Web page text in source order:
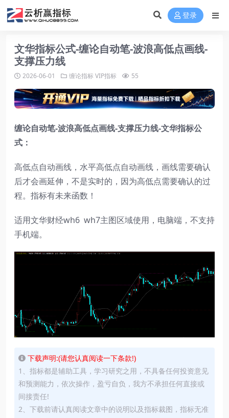
登录
文华指标公式-缠论自动笔-波浪高低点画线-
支撑压力线
2026-06-01 缠论指标 VIP指标 55
缠论自动笔-波浪高低点画线-支撑压力线-文华指标公
式：
高低点自动画线，水平高低点自动画线，画线需要确认
后才会画延伸，不是实时的，因为高低点需要确认的过
程。指标有未来函数！
适用文华财经wh6 wh7主图区域使用，电脑端，不支持
手机端。
下载声明:(请您认真阅读一下条款!)
1、指标都是辅助工具，学习研究之用，不具备任何投资意见
和预测能力，依次操作，盈亏自负，我方不承担任何直接或
间接责任!
2、下载前请认真阅读文章中的说明以及指标裁图，指标无准